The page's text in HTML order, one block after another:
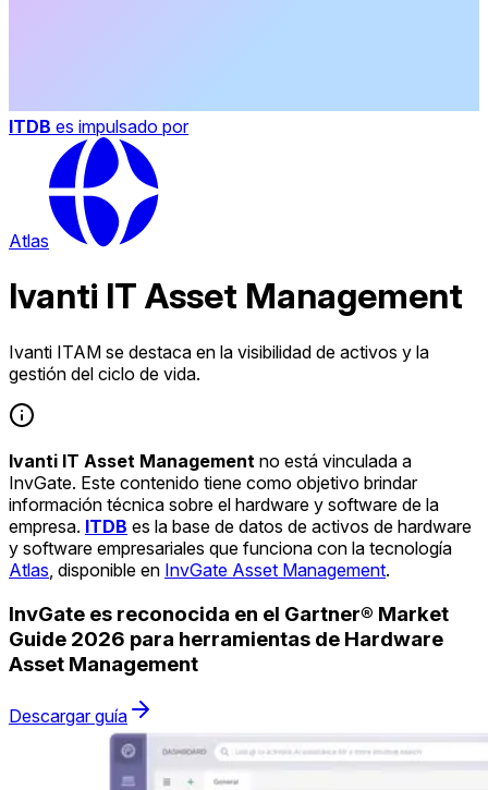
ITDB es impulsado por
Atlas
Ivanti IT Asset Management
Ivanti ITAM se destaca en la visibilidad de activos y la
gestión del ciclo de vida.
Ivanti IT Asset Management no está vinculada a
InvGate. Este contenido tiene como objetivo brindar
información técnica sobre el hardware y software de la
empresa. ITDB es la base de datos de activos de hardware
y software empresariales que funciona con la tecnología
Atlas , disponible en InvGate Asset Management.
InvGate es reconocida en el Gartner® Market
Guide 2026 para herramientas de Hardware
Asset Management
Descargar guía